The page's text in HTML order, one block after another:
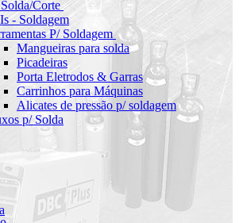
Corte
- Soldagem
P/ Soldagem
Mangueiras para solda
Picadeiras
Porta Eletrodos & Garras
Carrinhos para Máquinas
Alicates de pressão p/ soldagem
p/ Solda